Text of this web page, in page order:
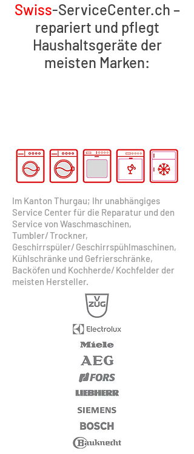
Swiss-ServiceCenter.ch –
repariert und pflegt
Haushaltsgeräte der
meisten Marken:
Im Kanton Thurgau; Ihr unabhängiges
Service Center für die Reparatur und den
Service von Waschmaschinen,
Tumbler/Trockner,
Geschirrspüler/Geschirrspühlmaschinen,
Kühlschränke und Gefrierschränke,
Backöfen und Kochherde/Kochfelder der
meisten Hersteller.